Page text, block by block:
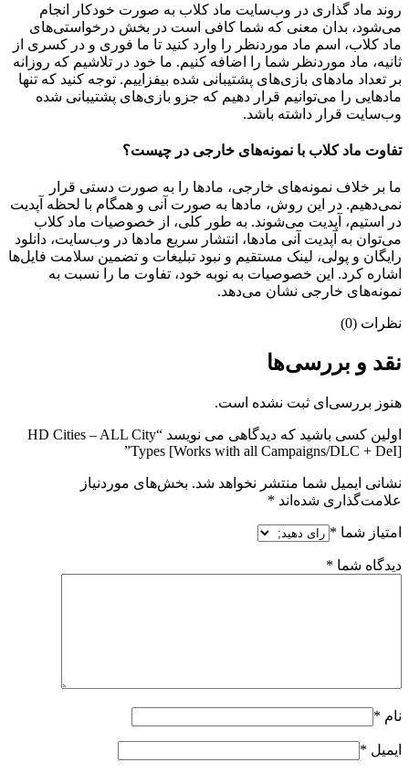
روند ماد گذاری در وب‌سایت ماد کلاب به صورت خودکار انجام
می‌شود، بدان معنی که شما کافی است در بخش درخواستی‌های
ماد کلاب، اسم ماد موردنظر را وارد کنید تا ما فوری و در کسری از
ثانیه، ماد موردنظر شما را اضافه کنیم. ما خود در تلاشیم که روزانه
بر تعداد مادهای بازی‌های پشتیبانی شده بیفزاییم. توجه کنید که تنها
مادهایی را می‌توانیم قرار دهیم که جزو بازی‌های پشتیبانی شده
وب‌سایت قرار داشته باشد.
تفاوت ماد کلاب با نمونه‌های خارجی در چیست؟
ما بر خلاف نمونه‌های خارجی، مادها را به صورت دستی قرار
نمی‌دهیم. در این روش، مادها به صورت آنی و همگام با لحظه آپدیت
در استیم، آپدیت می‌شوند. به طور کلی، از خصوصیات ماد کلاب
می‌‌توان به آپدیت آنی مادها، انتشار سریع مادها در وب‌سایت، دانلود
رایگان و پولی، لینک مستقیم و نبود تبلیغات و تضمین سلامت فایل‌ها
اشاره کرد. این خصوصیات به نوبه خود، تفاوت ما را نسبت به
نمونه‌های خارجی نشان می‌دهد.
نظرات (0)
نقد و بررسی‌ها
هنوز بررسی‌ای ثبت نشده است.
اولین کسی باشید که دیدگاهی می نویسد “HD Cities – ALL City
Types [Works with all Campaigns/DLC + DeI]”
نشانی ایمیل شما منتشر نخواهد شد. بخش‌های موردنیاز
علامت‌گذاری شده‌اند *
امتیاز شما *
دیدگاه شما *
نام *
ایمیل *